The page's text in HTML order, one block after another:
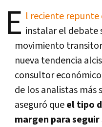
E l reciente
instalar el debate
movimiento
nueva tendencia
consultor
de los analistas más
aseguró queel tipo
margen para seguir